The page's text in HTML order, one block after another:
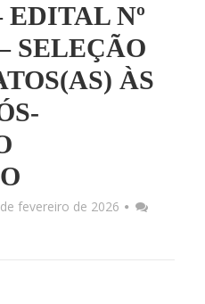
Nº
SELEÇÃO
ÀS
fevereiro de 2026